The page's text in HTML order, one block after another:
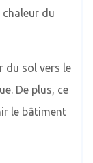
du
du sol vers le
De plus, ce
le bâtiment